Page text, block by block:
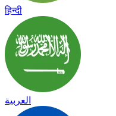
हिन्दी
العربية